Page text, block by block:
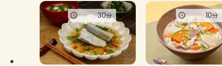
30分 10分